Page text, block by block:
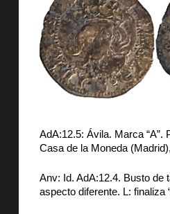
AdA:12.5: Ávila. Marca “A”.
Casa de la Moneda
Anv: Id. AdA:12.4. Busto de
aspecto diferente. L: finaliza